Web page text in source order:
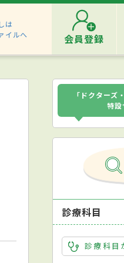
は
イルへ
会員登録
「ドクターズ
特設
診療科目
診療科目